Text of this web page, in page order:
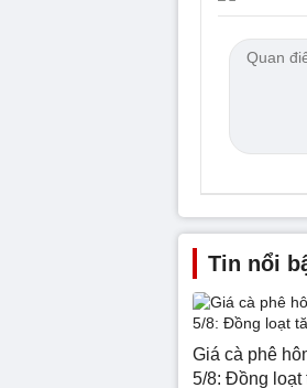
Tin nổi
Giá cà phê
5/8: Đồng loạt